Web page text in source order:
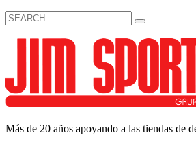
Más de 20 años apoyando a las tiendas de